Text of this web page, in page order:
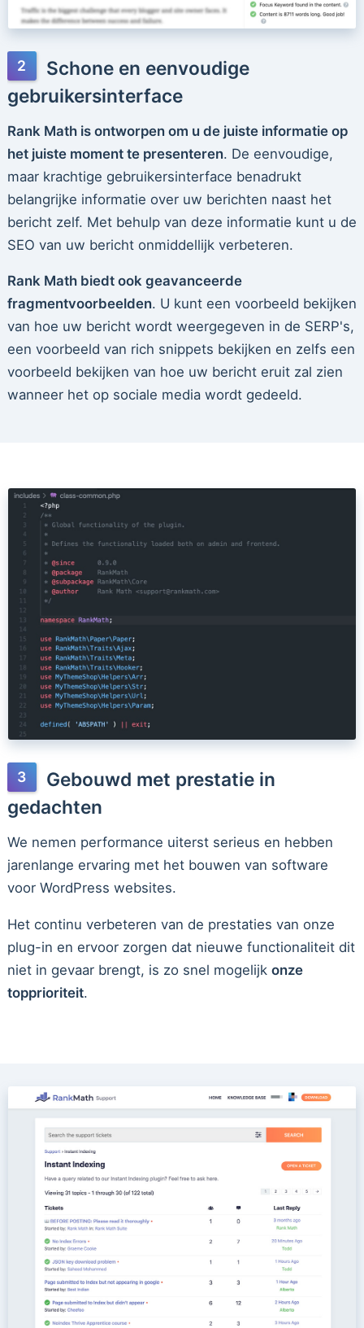
Schone en eenvoudige
gebruikersinterface
Rank Math is ontworpen om u de juiste informatie op
het juiste moment te presenteren. De eenvoudige,
maar krachtige gebruikersinterface benadrukt
belangrijke informatie over uw berichten naast het
bericht zelf. Met behulp van deze informatie kunt u de
SEO van uw bericht onmiddellijk verbeteren.
Rank Math biedt ook geavanceerde
fragmentvoorbeelden. U kunt een voorbeeld bekijken
van hoe uw bericht wordt weergegeven in de SERP's,
een voorbeeld van rich snippets bekijken en zelfs een
voorbeeld bekijken van hoe uw bericht eruit zal zien
wanneer het op sociale media wordt gedeeld.
Gebouwd met prestatie in
gedachten
We nemen performance uiterst serieus en hebben
jarenlange ervaring met het bouwen van software
voor WordPress websites.
Het continu verbeteren van de prestaties van onze
plug-in en ervoor zorgen dat nieuwe functionaliteit dit
niet in gevaar brengt, is zo snel mogelijk onze
topprioriteit.